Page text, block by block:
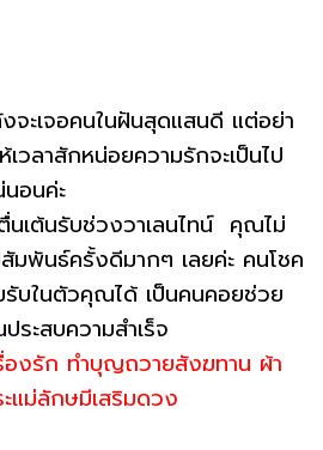
ะเจอคนในฝันสุดแสนดี แต่อย่า
วลาสักหน่อยความรักจะเป็นไป
อนค่ะ
นเต้นรับช่วงวาเลนไทน์ คุณไม่
สัมพันธ์ครั้งดีมากๆ เลยค่ะ คนโชค
รับในตัวคุณได้ เป็นคนคอยช่วย
ระสบความสำเร็จ
องรัก ทำบุญถวายสังฆทาน ผ้า
แม่ลักษมีเสริมดวง